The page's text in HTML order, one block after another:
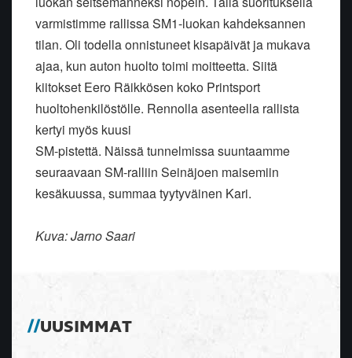
varmistimme rallissa SM1-luokan kahdeksannen
tilan. Oli todella onnistuneet kisapäivät ja mukava
ajaa, kun auton huolto toimi moitteetta. Siitä
kiitokset Eero Räikkösen koko Printsport
huoltohenkilöstölle. Rennolla asenteella rallista
kertyi myös kuusi
SM-pistettä. Näissä tunnelmissa suuntaamme
seuraavaan SM-ralliin Seinäjoen maisemiin
kesäkuussa, summaa tyytyväinen Kari.
Kuva: Jarno Saari
UUSIMMAT